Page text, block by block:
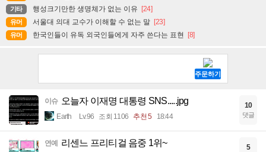
기타 행성크기만한 생명체가 없는 이유 [24]
유머 서울대 의대 교수가 이해할 수 없는 말 [23]
유머 한국인들이 유독 외국인들에게 자주 쓴다는 표현 [8]
이슈 오늘자 이재명 대통령 SNS.....jpg
Earth Lv.96 조회 1106 추천 5 18:44
10
댓글
연예 리센느 프리티걸 음중 1위~ 5